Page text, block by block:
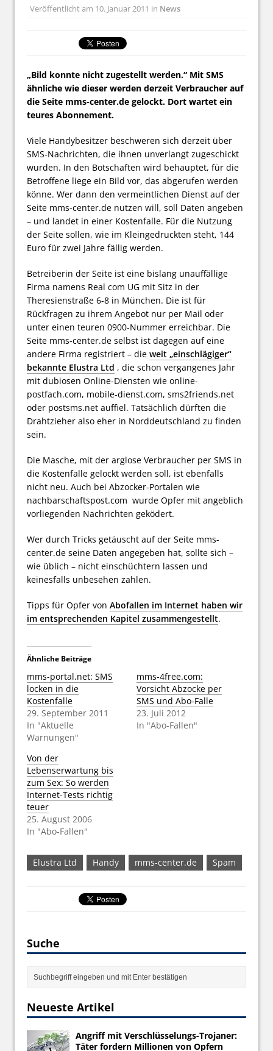
Veröffentlicht am 10. Januar 2011 in News
„Bild konnte nicht zugestellt werden.“ Mit SMS
ähnliche wie dieser werden derzeit Verbraucher auf
die Seite mms-center.de gelockt. Dort wartet ein
teures Abonnement.
Viele Handybesitzer beschweren sich derzeit über
SMS-Nachrichten, die ihnen unverlangt zugeschickt
wurden. In den Botschaften wird behauptet, für die
Betroffene liege ein Bild vor, das abgerufen werden
könne. Wer dann den vermeintlichen Dienst auf der
Seite mms-center.de nutzen will, soll Daten angeben
– und landet in einer Kostenfalle. Für die Nutzung
der Seite sollen, wie im Kleingedruckten steht, 144
Euro für zwei Jahre fällig werden.
Betreiberin der Seite ist eine bislang unauffällige
Firma namens Real com UG mit Sitz in der
Theresienstraße 6-8 in München. Die ist für
Rückfragen zu ihrem Angebot nur per Mail oder
unter einen teuren 0900-Nummer erreichbar. Die
Seite mms-center.de selbst ist dagegen auf eine
andere Firma registriert – die weit „einschlägiger“
bekannte Elustra Ltd , die schon vergangenes Jahr
mit dubiosen Online-Diensten wie online-
postfach.com, mobile-dienst.com, sms2friends.net
oder postsms.net auffiel. Tatsächlich dürften die
Drahtzieher also eher in Norddeutschland zu finden
sein.
Die Masche, mit der arglose Verbraucher per SMS in
die Kostenfalle gelockt werden soll, ist ebenfalls
nicht neu. Auch bei Abzocker-Portalen wie
nachbarschaftspost.com wurde Opfer mit angeblich
vorliegenden Nachrichten geködert.
Wer durch Tricks getäuscht auf der Seite mms-
center.de seine Daten angegeben hat, sollte sich –
wie üblich – nicht einschüchtern lassen und
keinesfalls unbesehen zahlen.
Tipps für Opfer von Abofallen im Internet haben wir
im entsprechenden Kapitel zusammengestellt.
Ähnliche Beiträge
mms-portal.net: SMS
locken in die
Kostenfalle
29. September 2011
In "Aktuelle
Warnungen"
mms-4free.com:
Vorsicht Abzocke per
SMS und Abo-Falle
23. Juli 2012
In "Abo-Fallen"
Von der
Lebenserwartung bis
zum Sex: So werden
Internet-Tests richtig
teuer
25. August 2006
In "Abo-Fallen"
Elustra Ltd Handy mms-center.de Spam
Suche
Neueste Artikel
Angriff mit Verschlüsselungs-Trojaner:
Täter fordern Millionen von Opfern